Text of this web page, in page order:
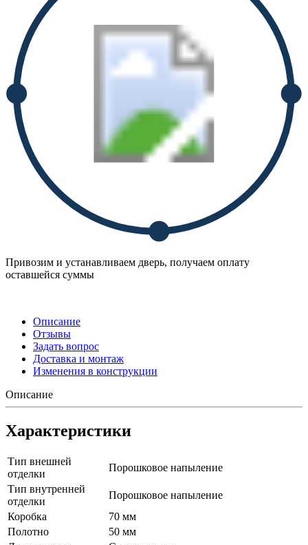
Привозим и устанавливаем дверь, получаем оплату
оставшейся суммы
Описание
Отзывы
Задать вопрос
Доставка и монтаж
Изменения в конструкции
Описание
Характеристики
Тип внешней
отделки
Порошковое напыление
Тип внутренней
отделки
Порошковое напыление
Коробка
70 мм
Полотно
50 мм